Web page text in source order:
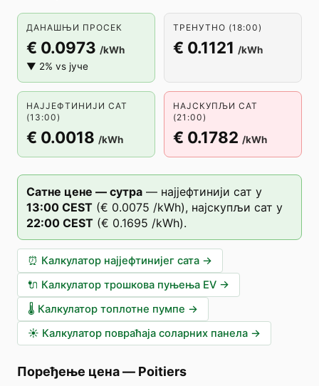
ДАНАШЊИ ПРОСЕК
€ 0.0973 /kWh
▼ 2% vs јуче
ТРЕНУТНО (18:00)
€ 0.1121 /kWh
НАЈЈЕФТИНИЈИ САТ
(13:00)
€ 0.0018 /kWh
НАЈСКУПЉИ САТ
(21:00)
€ 0.1782 /kWh
Сатне цене — сутра — најјефтинији сат у
13:00 CEST (€ 0.0075 /kWh), најскупљи сат у
22:00 CEST (€ 0.1695 /kWh).
⏰ Калкулатор најјефтинијег сата →
🔌 Калкулатор трошкова пуњења EV →
🌡️ Калкулатор топлотне пумпе →
☀️ Калкулатор повраћаја соларних панела →
Поређење цена— Poitiers